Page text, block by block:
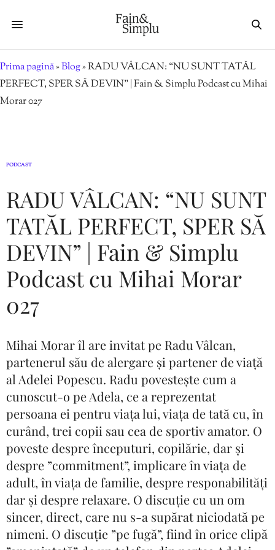
Prima pagină»Blog»RADU VÂLCAN: “NU SUNT TATĂL
PERFECT, SPER SĂ DEVIN” | Fain & Simplu Podcast cu Mihai
Morar 027
PODCAST
RADU VÂLCAN: “NU SUNT
TATĂL PERFECT, SPER SĂ
DEVIN” | Fain & Simplu
Podcast cu Mihai Morar
027
Mihai Morar îl are invitat pe Radu Vâlcan,
partenerul său de alergare și partener de viață
al Adelei Popescu. Radu povestește cum a
cunoscut-o pe Adela, ce a reprezentat
persoana ei pentru viața lui, viața de tată cu, în
curând, trei copii sau cea de sportiv amator. O
poveste despre începuturi, copilărie, dar și
despre ”commitment”, implicare în viața de
adult, în viața de familie, despre responabilități
dar și despre relaxare. O discuție cu un om
sincer, direct, care nu s-a supărat niciodată pe
nimeni. O discuție ”pe fugă”, fiind în orice clipă